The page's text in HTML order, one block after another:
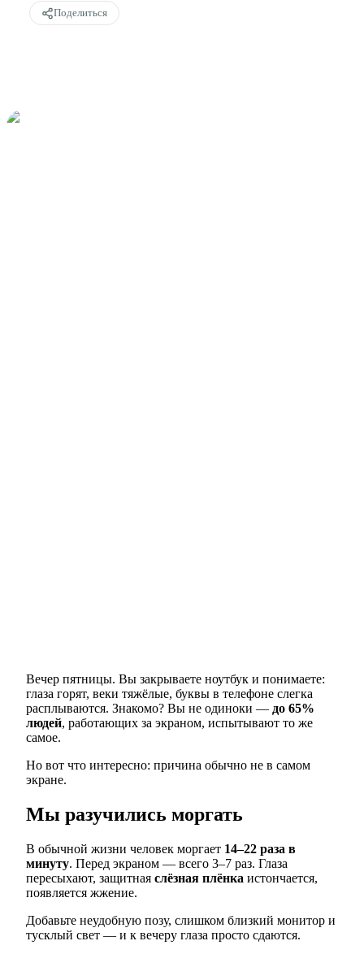
Поделиться
Вечер пятницы. Вы закрываете ноутбук и понимаете:
глаза горят, веки тяжёлые, буквы в телефоне слегка
расплываются. Знакомо? Вы не одиноки — до 65%
людей, работающих за экраном, испытывают то же
самое.
Но вот что интересно: причина обычно не в самом
экране.
Мы разучились моргать
В обычной жизни человек моргает 14–22 раза в
минуту. Перед экраном — всего 3–7 раз. Глаза
пересыхают, защитная слёзная плёнка истончается,
появляется жжение.
Добавьте неудобную позу, слишком близкий монитор и
тусклый свет — и к вечеру глаза просто сдаются.